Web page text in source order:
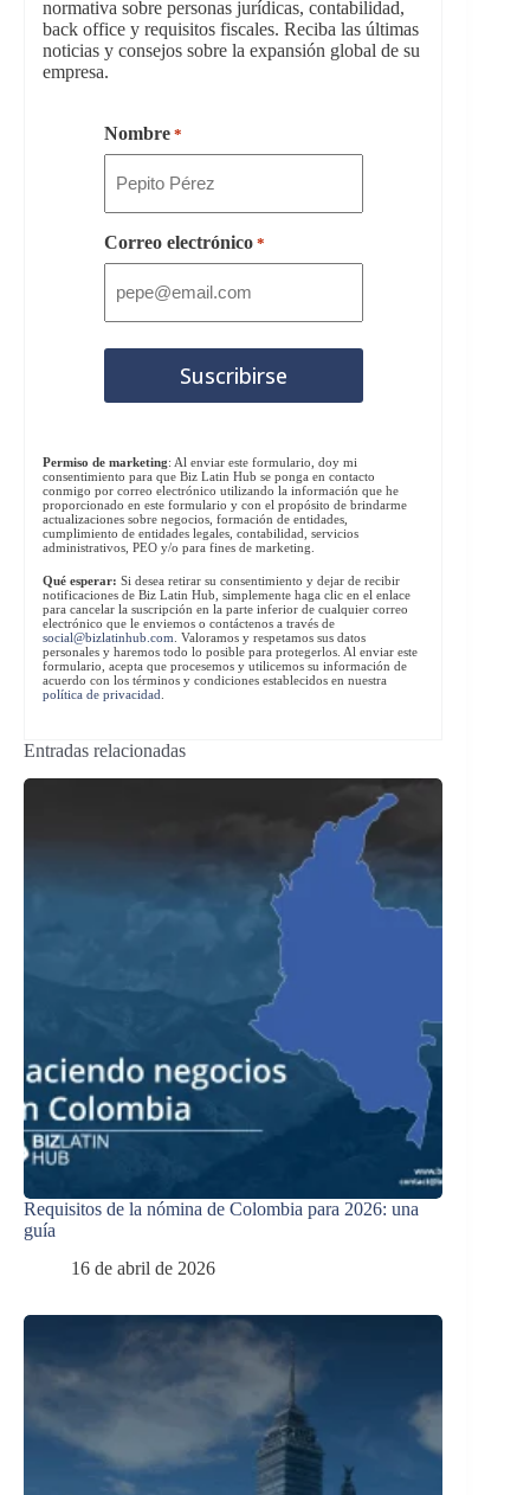
normativa sobre personas jurídicas, contabilidad,
back office y requisitos fiscales. Reciba las últimas
noticias y consejos sobre la expansión global de su
empresa.
Nombre *
Correo electrónico *
Permiso de marketing: Al enviar este formulario, doy mi
consentimiento para que Biz Latin Hub se ponga en contacto
conmigo por correo electrónico utilizando la información que he
proporcionado en este formulario y con el propósito de brindarme
actualizaciones sobre negocios, formación de entidades,
cumplimiento de entidades legales, contabilidad, servicios
administrativos, PEO y/o para fines de marketing.
Qué esperar: Si desea retirar su consentimiento y dejar de recibir
notificaciones de Biz Latin Hub, simplemente haga clic en el enlace
para cancelar la suscripción en la parte inferior de cualquier correo
electrónico que le enviemos o contáctenos a través de
social@bizlatinhub.com . Valoramos y respetamos sus datos
personales y haremos todo lo posible para protegerlos. Al enviar este
formulario, acepta que procesemos y utilicemos su información de
acuerdo con los términos y condiciones establecidos en nuestra
política de privacidad
Entradas relacionadas
Requisitos de la nómina de Colombia para 2026: una
guía
16 de abril de 2026